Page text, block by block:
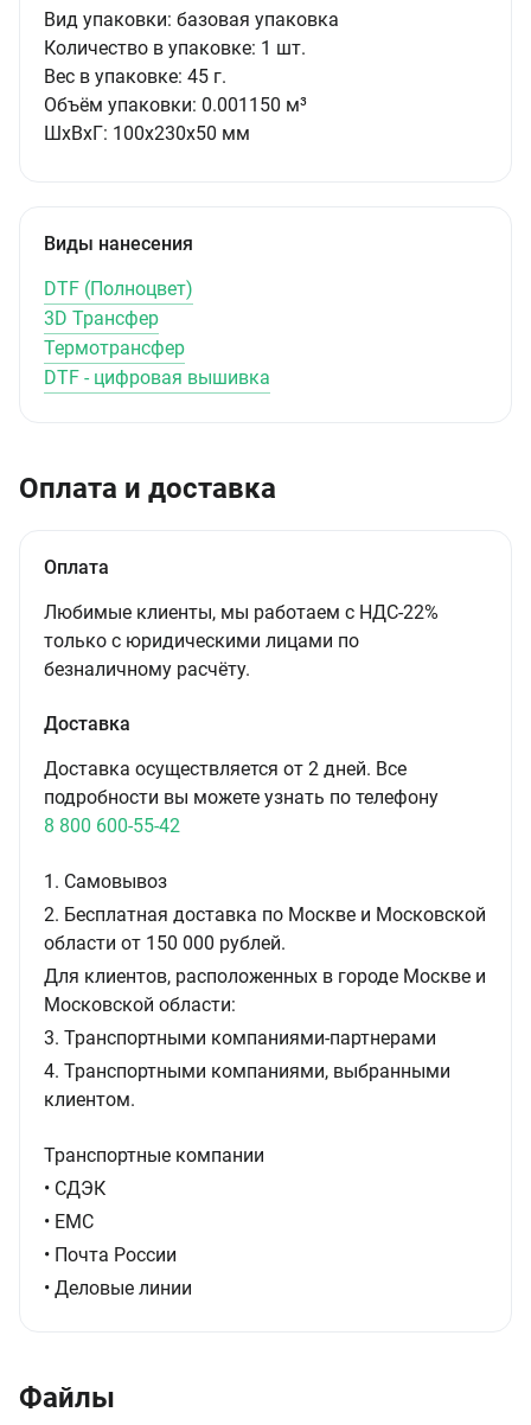
Вид упаковки: базовая упаковка
Количество в упаковке: 1 шт.
Вес в упаковке: 45 г.
Объём упаковки: 0.001150 м³
ШxВxГ: 100x230x50 мм
Виды нанесения
DTF (Полноцвет)
3D Трансфер
Термотрансфер
DTF - цифровая вышивка
Оплата и доставка
Оплата
Любимые клиенты, мы работаем с НДС-22%
только с юридическими лицами по
безналичному расчёту.
Доставка
Доставка осуществляется от 2 дней. Все
подробности вы можете узнать по телефону
8 800 600-55-42
1. Самовывоз
2. Бесплатная доставка по Москве и Московской
области от 150 000 рублей.
Для клиентов, расположенных в городе Москве и
Московской области:
3. Транспортными компаниями-партнерами
4. Транспортными компаниями, выбранными
клиентом.
Транспортные компании
• СДЭК
• ЕМС
• Почта России
• Деловые линии
Файлы